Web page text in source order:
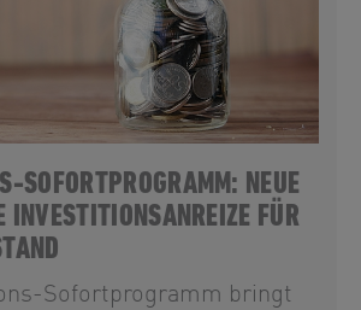
SOFORTPROGRAMM: NEUE
INVESTITIONSANREIZE FÜR
Sofortprogramm bringt